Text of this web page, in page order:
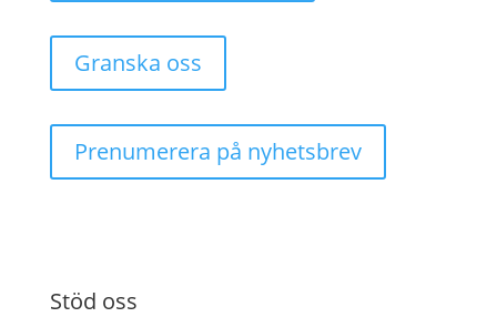
Granska oss
Prenumerera på nyhetsbrev
Stöd oss